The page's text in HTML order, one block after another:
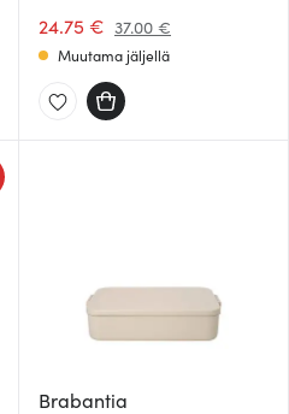
24.75 € 37.00 €
Muutama jäljellä
Brabantia